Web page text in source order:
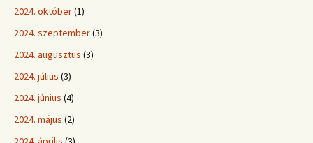
2024. október(1)
2024. szeptember(3)
2024. augusztus (3)
2024. július (3)
2024. június (4)
2024. május (2)